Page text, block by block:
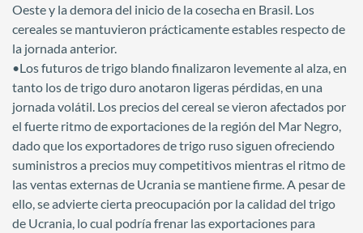
Oeste y la demora del inicio de la cosecha en Brasil. Los
cereales se mantuvieron prácticamente estables respecto de
la jornada anterior.
•Los futuros de trigo blando finalizaron levemente al alza, en
tanto los de trigo duro anotaron ligeras pérdidas, en una
jornada volátil. Los precios del cereal se vieron afectados por
el fuerte ritmo de exportaciones de la región del Mar Negro,
dado que los exportadores de trigo ruso siguen ofreciendo
suministros a precios muy competitivos mientras el ritmo de
las ventas externas de Ucrania se mantiene firme. A pesar de
ello, se advierte cierta preocupación por la calidad del trigo
de Ucrania, lo cual podría frenar las exportaciones para